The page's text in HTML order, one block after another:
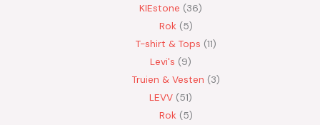
KIEstone
36
Rok 5
T-shirt & Tops 11
Levi's
9
Truien & Vesten
3
LEVV 51
Rok 5